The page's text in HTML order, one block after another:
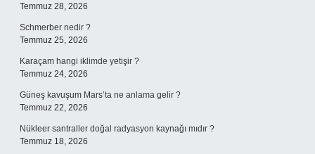
Temmuz 28, 2026
Schmerber nedir ?
Temmuz 25, 2026
Karaçam hangi iklimde yetişir ?
Temmuz 24, 2026
Güneş kavuşum Mars’ta ne anlama gelir ?
Temmuz 22, 2026
Nükleer santraller doğal radyasyon kaynağı mıdır ?
Temmuz 18, 2026